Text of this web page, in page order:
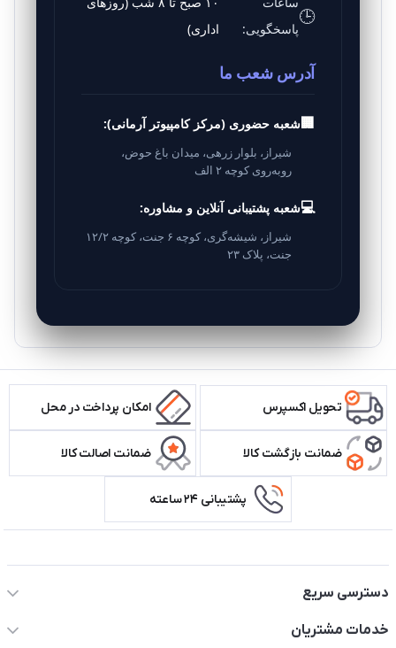
🕒
پاسخگویی:
اداری)
آدرس شعب ما
🏢شعبه حضوری (مرکز کامپیوتر آرمانی):
شیراز، بلوار زرهی، میدان باغ حوض،
روبه‌روی کوچه ۲ الف
💻شعبه پشتیبانی آنلاین و مشاوره:
شیراز، شیشه‌گری، کوچه ۶ جنت، کوچه ۱۲/۲
جنت، پلاک ۲۳
تحویل اکسپرس امکان پرداخت در محل
ضمانت بازگشت کالا ضمانت اصالت کالا
پشتیبانی ۲۴ ساعته
دسترسی سریع
حساب کاربری
خدمات مشتریان